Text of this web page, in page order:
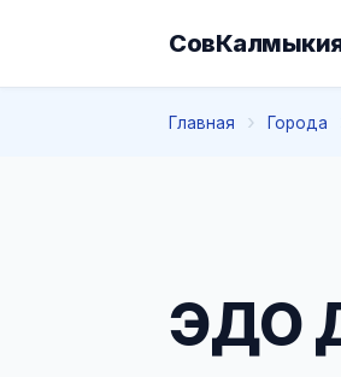
Главная Города
ЭДО